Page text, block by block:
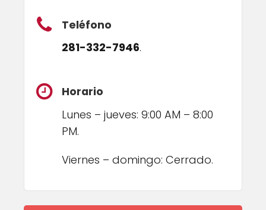
Teléfono
281-332-7946.
Horario
Lunes – jueves: 9:00 AM – 8:00
PM.
Viernes – domingo: Cerrado.